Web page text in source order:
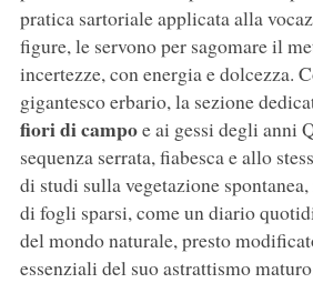
pratica sartoriale applicata alla
figure, le servono per sagomare il
incertezze, con energia e dolcezza.
gigantesco erbario, la sezione
fiori di campoe ai gessi degli anni
sequenza serrata, fiabesca e allo
di studi sulla vegetazione
di fogli sparsi, come un diario
del mondo naturale, presto
essenziali del suo astrattismo